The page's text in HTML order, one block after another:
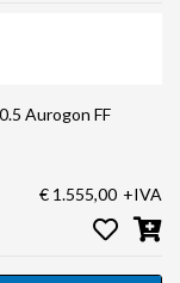
Aurogon FF
€ 1.555,00 +IVA